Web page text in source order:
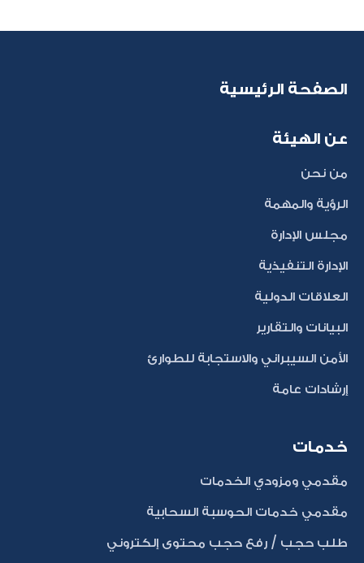
الصفحة الرئيسية
عن الهيئة
من نحن
الرؤية والمهمة
مجلس الإدارة
الإدارة التنفيذية
العلاقات الدولية
البيانات والتقارير
الأمن السيبراني والاستجابة للطوارئ
إرشادات عامة
خدمات
مقدمي ومزودي الخدمات
مقدمي خدمات الحوسبة السحابية
طلب حجب / رفع حجب محتوى إلكتروني